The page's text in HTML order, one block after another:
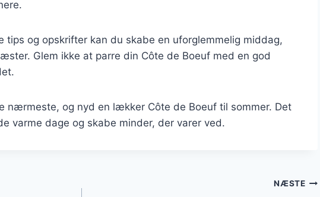
tips og opskrifter kan du skabe en uforglemmelig middag,
Glem ikke at parre din Côte de Boeuf med en god
nærmeste, og nyd en lækker Côte de Boeuf til sommer. Det
varme dage og skabe minder, der varer ved.
NÆSTE